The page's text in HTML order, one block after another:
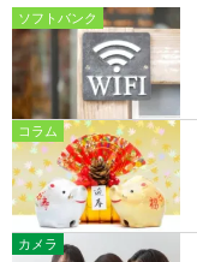
ソフトバンク
コラム
カメラ